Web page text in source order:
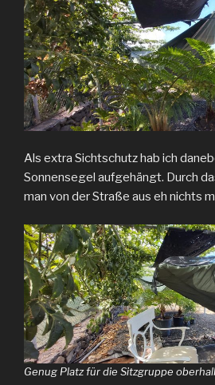
Als extra Sichtschutz hab ich
Sonnensegel aufgehängt. Durch
man von der Straße aus eh nichts
Genug Platz für die Sitzgruppe